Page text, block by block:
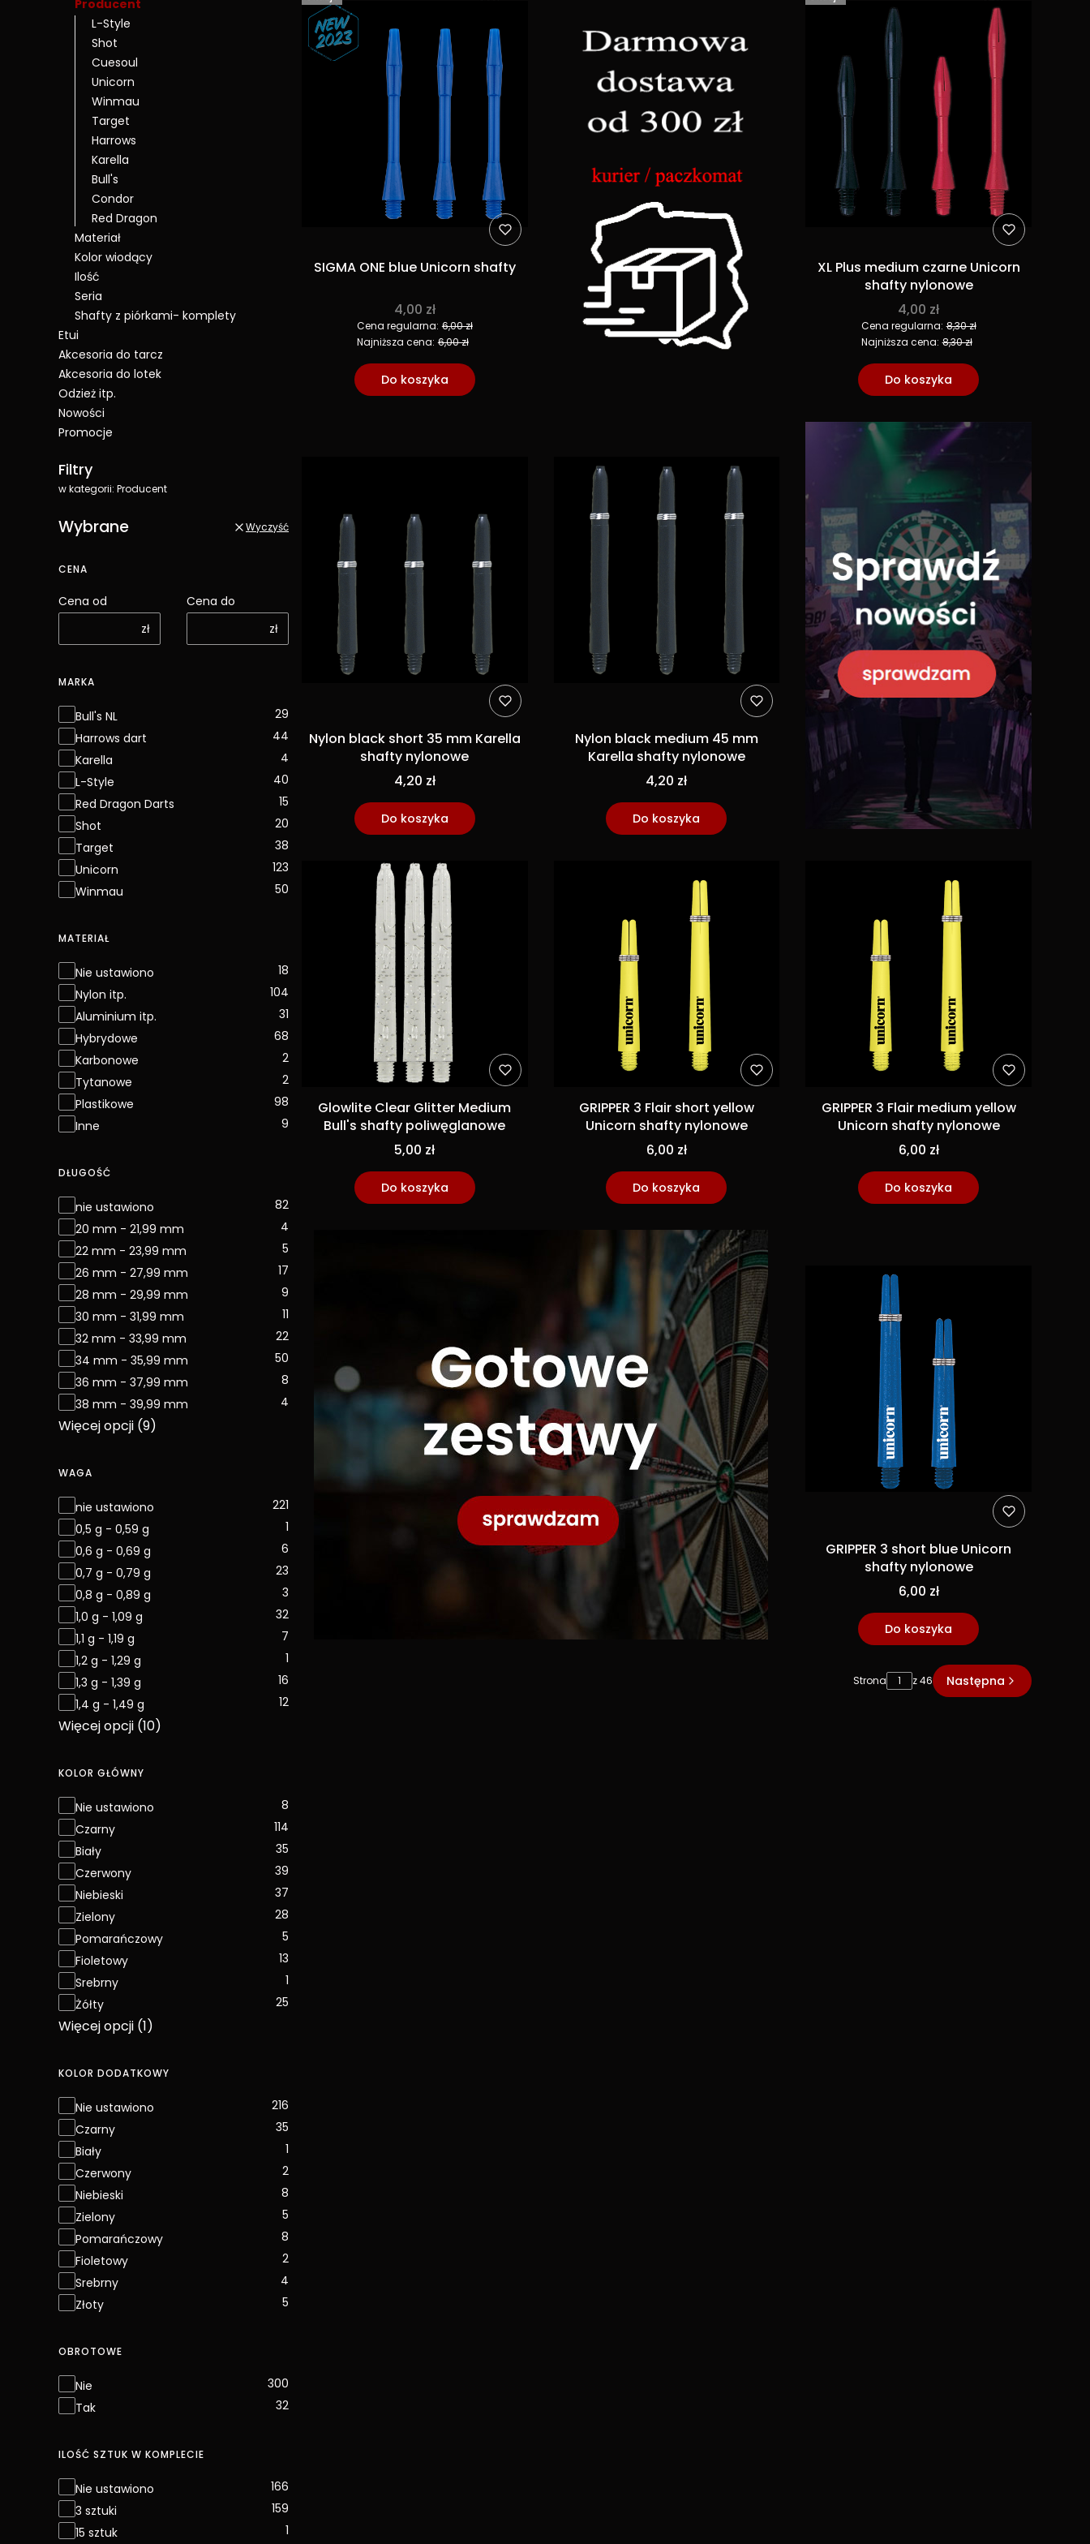
Producent
L-Style
Shot
Cuesoul
Unicorn
Winmau
Target
Harrows
Karella
Bull's
Condor
Red Dragon
Materiał
Kolor wiodący
Ilość
Seria
Shafty z piórkami- komplety
Etui
Akcesoria do tarcz
Akcesoria do lotek
Odzież itp.
Nowości
Promocje
Filtry
w kategorii: Producent
Wybrane Wyczyść
CENA
Cena od
zł
Cena do
zł
MARKA
Marka
Bull's NL
29
Harrows dart
44
Karella
4
L-Style
40
Red Dragon Darts
15
Shot
20
Target
38
Unicorn
123
Winmau
50
MATERIAŁ
Materiał
Nie ustawiono
18
Nylon itp.
104
Aluminium itp.
31
Hybrydowe
68
Karbonowe
2
Tytanowe
2
Plastikowe
98
Inne
9
DŁUGOŚĆ
Długość
nie ustawiono
82
20 mm - 21,99 mm
4
22 mm - 23,99 mm
5
26 mm - 27,99 mm
17
28 mm - 29,99 mm
9
30 mm - 31,99 mm
11
32 mm - 33,99 mm
22
34 mm - 35,99 mm
50
36 mm - 37,99 mm
8
38 mm - 39,99 mm
4
Więcej opcji (9)
WAGA
Waga
nie ustawiono
221
0,5 g - 0,59 g
1
0,6 g - 0,69 g
6
0,7 g - 0,79 g
23
0,8 g - 0,89 g
3
1,0 g - 1,09 g
32
1,1 g - 1,19 g
7
1,2 g - 1,29 g
1
1,3 g - 1,39 g
16
1,4 g - 1,49 g
12
Więcej opcji (10)
KOLOR GŁÓWNY
Kolor główny
Nie ustawiono
8
Czarny
114
Biały
35
Czerwony
39
Niebieski
37
Zielony
28
Pomarańczowy
5
Fioletowy
13
Srebrny
1
Żółty
25
Więcej opcji (1)
KOLOR DODATKOWY
Kolor dodatkowy
Nie ustawiono
216
Czarny
35
Biały
1
Czerwony
2
Niebieski
8
Zielony
5
Pomarańczowy
8
Fioletowy
2
Srebrny
4
Złoty
5
OBROTOWE
Obrotowe
Nie
300
Tak
32
ILOŚĆ SZTUK W KOMPLECIE
Ilość sztuk w komplecie
Nie ustawiono
166
3 sztuki
159
15 sztuk
1
SIGMA ONE blue Unicorn shafty
4,00 zł
Cena regularna: 6,00 zł
Najniższa cena: 6,00 zł
Do koszyka
XL Plus medium czarne Unicorn
shafty nylonowe
4,00 zł
Cena regularna: 8,30 zł
Najniższa cena: 8,30 zł
Do koszyka
Nylon black short 35 mm Karella
shafty nylonowe
4,20 zł
Do koszyka
Nylon black medium 45 mm
Karella shafty nylonowe
4,20 zł
Do koszyka
Glowlite Clear Glitter Medium
Bull's shafty poliwęglanowe
5,00 zł
Do koszyka
GRIPPER 3 Flair short yellow
Unicorn shafty nylonowe
6,00 zł
Do koszyka
GRIPPER 3 Flair medium yellow
Unicorn shafty nylonowe
6,00 zł
Do koszyka
GRIPPER 3 short blue Unicorn
shafty nylonowe
6,00 zł
Do koszyka
Strona z 46 Następna